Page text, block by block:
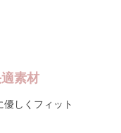
素材
しくフィット